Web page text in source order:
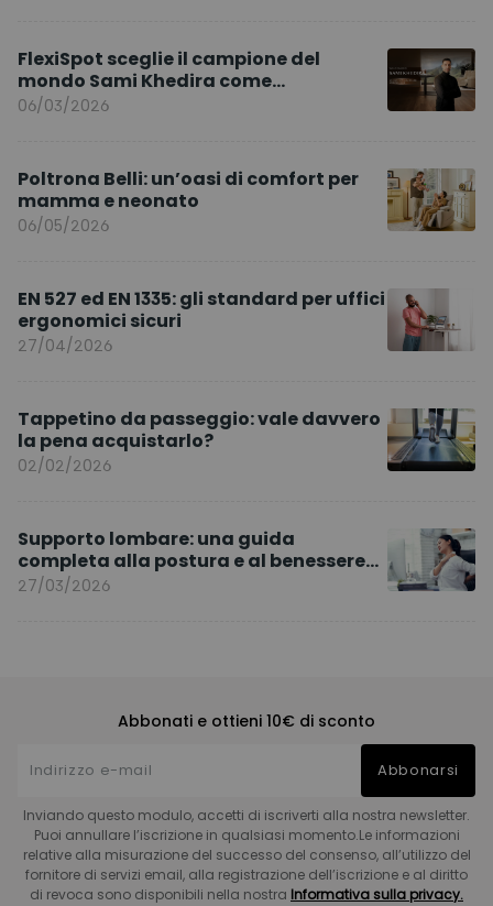
FlexiSpot sceglie il campione del
mondo Sami Khedira come
ambasciatore del marchio per l’Europa
06/03/2026
Poltrona Belli: un’oasi di comfort per
mamma e neonato
06/05/2026
EN 527 ed EN 1335: gli standard per uffici
ergonomici sicuri
27/04/2026
Tappetino da passeggio: vale davvero
la pena acquistarlo?
02/02/2026
Supporto lombare: una guida
completa alla postura e al benessere
quotidiano
27/03/2026
Abbonati e ottieni 10€ di sconto
Abbonarsi
Inviando questo modulo, accetti di iscriverti alla nostra newsletter.
Puoi annullare l’iscrizione in qualsiasi momento.Le informazioni
relative alla misurazione del successo del consenso, all’utilizzo del
fornitore di servizi email, alla registrazione dell’iscrizione e al diritto
di revoca sono disponibili nella nostra Informativa sulla privacy.